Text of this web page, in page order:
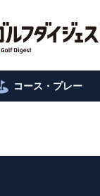
コース・プレー